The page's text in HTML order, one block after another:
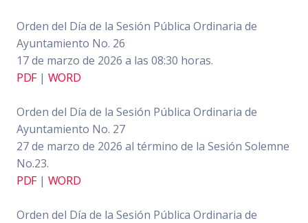
Orden del Día de la Sesión Pública Ordinaria de
Ayuntamiento No. 26
17 de marzo de 2026 a las 08:30 horas.
PDF| WORD
Orden del Día de la Sesión Pública Ordinaria de
Ayuntamiento No. 27
27 de marzo de 2026 al término de la Sesión Solemne
No.23.
PDF| WORD
Orden del Día de la Sesión Pública Ordinaria de